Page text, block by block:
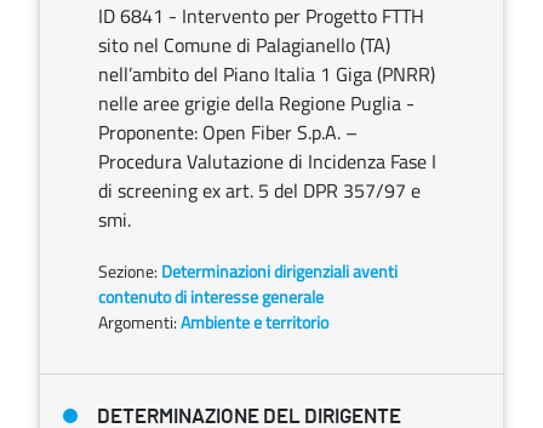
ID 6841 - Intervento per Progetto FTTH
sito nel Comune di Palagianello (TA)
nell’ambito del Piano Italia 1 Giga (PNRR)
nelle aree grigie della Regione Puglia -
Proponente: Open Fiber S.p.A. –
Procedura Valutazione di Incidenza Fase I
di screening ex art. 5 del DPR 357/97 e
smi.
Sezione: Determinazioni dirigenziali aventi
contenuto di interesse generale
Argomenti:Ambiente e territorio
DETERMINAZIONE DEL DIRIGENTE